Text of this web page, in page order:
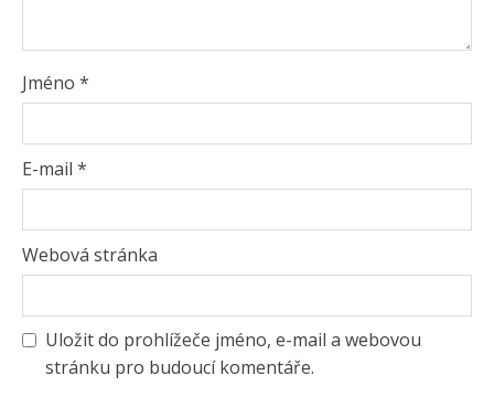
Jméno *
E-mail *
Webová stránka
Uložit do prohlížeče jméno, e-mail a webovou
stránku pro budoucí komentáře.